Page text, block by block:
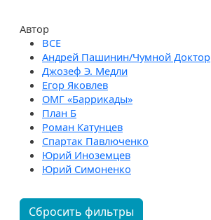
Автор
Андрей Пашинин/Чумной Доктор
Джозеф Э. Медли
Егор Яковлев
ОМГ «Баррикады»
План Б
Роман Катунцев
Спартак Павлюченко
Юрий Иноземцев
Юрий Симоненко
Сбросить фильтры